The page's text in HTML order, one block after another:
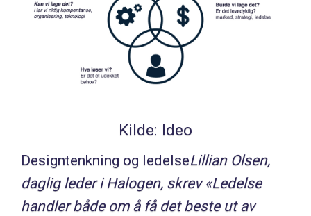
Kilde: Ideo
Designtenkning og ledelseLillian Olsen,
daglig leder i Halogen, skrev «Ledelse
handler både om å få det beste ut av